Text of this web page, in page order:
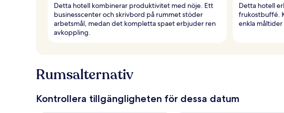
Detta hotell kombinerar produktivitet med nöje. Ett
businesscenter och skrivbord på rummet stöder
arbetsmål, medan det kompletta spaet erbjuder ren
avkoppling.
Detta hotell
frukostbuffé.
enkla
Rumsalternativ
Kontrollera tillgängligheten för dessa datum